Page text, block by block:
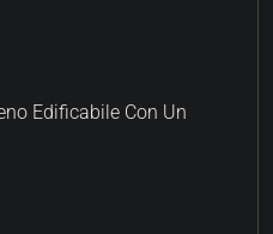
Edificabile Con Un